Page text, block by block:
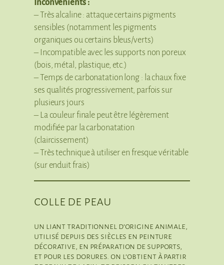
Inconvénients :
– Très alcaline : attaque certains pigments
sensibles (notamment les pigments
organiques ou certains bleus/verts)
– Incompatible avec les supports non poreux
(bois, métal, plastique, etc.)
– Temps de carbonatation long : la chaux fixe
ses qualités progressivement, parfois sur
plusieurs jours
– La couleur finale peut être légèrement
modifiée par la carbonatation
(claircissement)
– Très technique à utiliser en fresque véritable
(sur enduit frais)
colle de peau
un liant traditionnel d’origine animale,
utilisé depuis des siècles en peinture
décorative, en préparation de supports,
et pour les dorures. on l’obtient à partir